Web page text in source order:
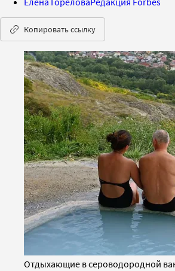
Копировать ссылку
Отдыхающие в сероводородной